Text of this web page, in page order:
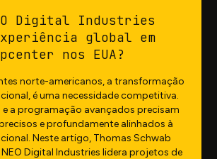
Digital Industries
global em
nos EUA?
norte-americanos, a transformação
é uma necessidade competitiva.
e a programação avançados precisam
e profundamente alinhados à
Neste artigo, Thomas Schwab
Digital Industries lidera projetos de